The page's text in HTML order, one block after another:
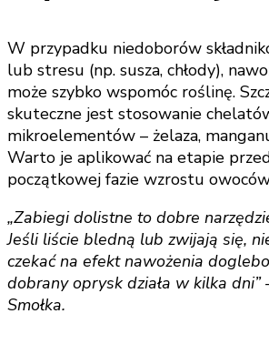
W przypadku niedoborów
lub stresu (np. susza, chłody),
może szybko wspomóc roślinę.
skuteczne jest stosowanie
mikroelementów – żelaza,
Warto je aplikować na etapie
początkowej fazie wzrostu
„Zabiegi dolistne to dobre
Jeśli liście bledną lub zwijają się,
czekać na efekt nawożenia
dobrany oprysk działa w kilka
Smołka.